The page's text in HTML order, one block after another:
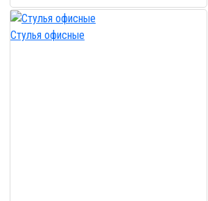
Стулья офисные